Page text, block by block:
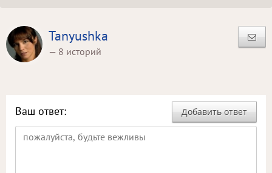
Tanyushka
— 8 историй
Добавить ответ
Ваш ответ: